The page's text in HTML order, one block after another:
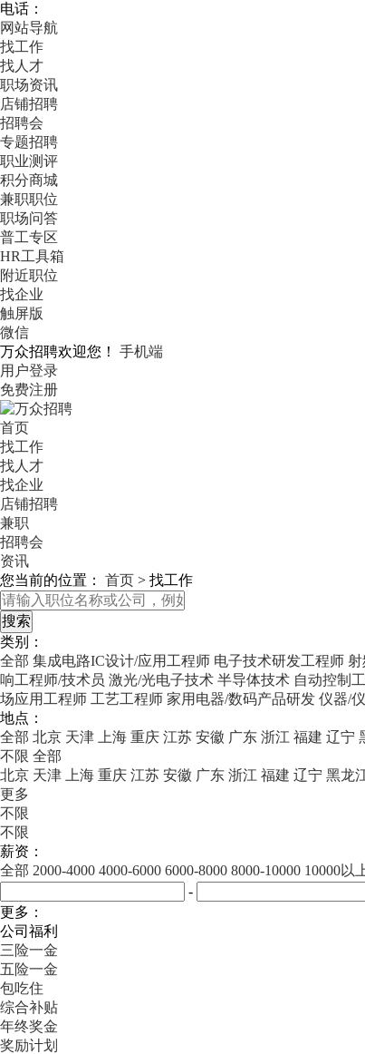
电话：
网站导航
找工作
找人才
职场资讯
店铺招聘
招聘会
专题招聘
职业测评
积分商城
兼职职位
职场问答
普工专区
HR工具箱
附近职位
找企业
触屏版
微信
万众招聘欢迎您！
手机端
用户登录
免费注册
首页
找工作
找人才
找企业
店铺招聘
兼职
招聘会
资讯
您当前的位置： 首页 > 找工作
类别：
全部 集成电路IC设计/应用工程师 电子技术研发工程师
响工程师/技术员 激光/光电子技术 半导体技术 自动控制
场应用工程师 工艺工程师 家用电器/数码产品研发 仪器/
地点：
全部 北京 天津 上海 重庆 江苏 安徽 广东 浙江 福建 辽宁
不限 全部
北京 天津 上海 重庆 江苏 安徽 广东 浙江 福建 辽宁 黑龙
更多
不限
不限
薪资：
全部 2000-4000 4000-6000 6000-8000 8000-10000 10000以
-
更多：
公司福利
三险一金
五险一金
包吃住
综合补贴
年终奖金
奖励计划